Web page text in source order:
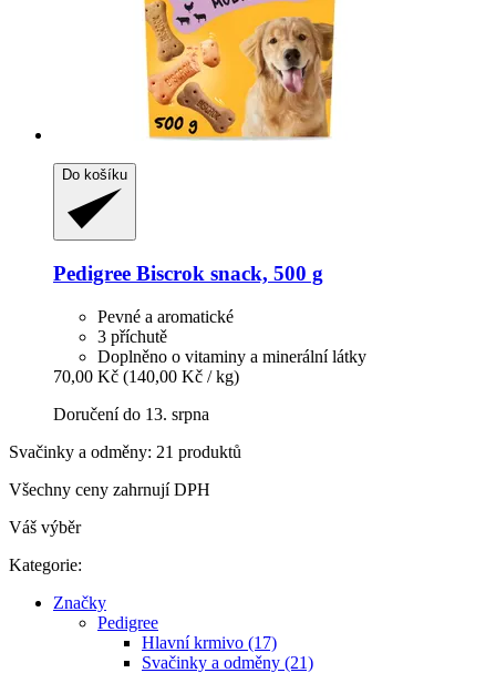
Do košíku
Pedigree Biscrok snack, 500 g
Pevné a aromatické
3 příchutě
Doplněno o vitaminy a minerální látky
70,00 Kč (140,00 Kč / kg)
Doručení do 13. srpna
Svačinky a odměny: 21 produktů
Všechny ceny zahrnují DPH
Váš výběr
Kategorie:
Značky
Pedigree
Hlavní krmivo (17)
Svačinky a odměny (21)